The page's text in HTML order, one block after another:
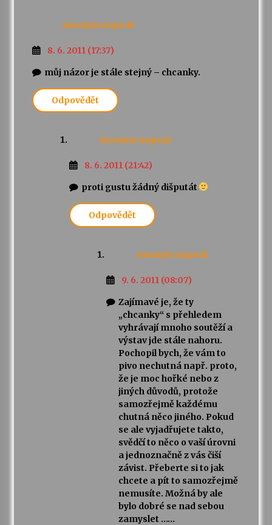
Anonym napsal:
8. 6. 2011 (17:37)
můj názor je stále stejný – chcanky.
Odpovědět
Anonym napsal:
8. 6. 2011 (21:42)
proti gustu žádný dišputát
Odpovědět
Anonym napsal:
9. 6. 2011 (08:07)
Zajímavé je, že ty
„chcanky“ s přehledem
vyhrávají mnoho soutěží a
výstav jde stále nahoru.
Pochopil bych, že vám to
pivo nechutná např. proto,
že je moc hořké nebo z
jiných důvodů, protože
samozřejmě každému
chutná něco jiného. Pokud
se ale vyjadřujete takto,
svědčí to něco o vaší úrovni
a jednoznačně z vás čiší
závist. Přeberte si to jak
chcete a pít to samozřejmě
nemusíte. Možná by ale
bylo dobré se nad sebou
zamyslet ……